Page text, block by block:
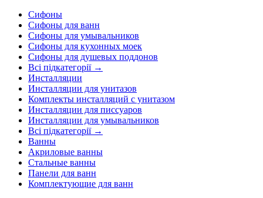
Сифоны
Сифоны для ванн
Сифоны для умывальников
Сифоны для кухонных моек
Сифоны для душевых поддонов
Всі підкатегорії →
Инсталляции
Инсталляции для унитазов
Комплекты инсталляций с унитазом
Инсталляции для писсуаров
Инсталляции для умывальников
Всі підкатегорії →
Ванны
Акриловые ванны
Стальные ванны
Панели для ванн
Комплектующие для ванн